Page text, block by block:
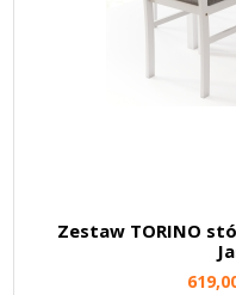
Zestaw TORINO